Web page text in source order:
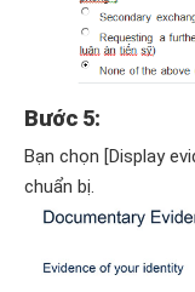
Bước 5:
Bạn chọn [Display
chuẩn bị.